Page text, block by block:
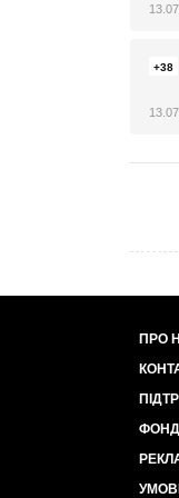
+38
ПРО
ФОНД